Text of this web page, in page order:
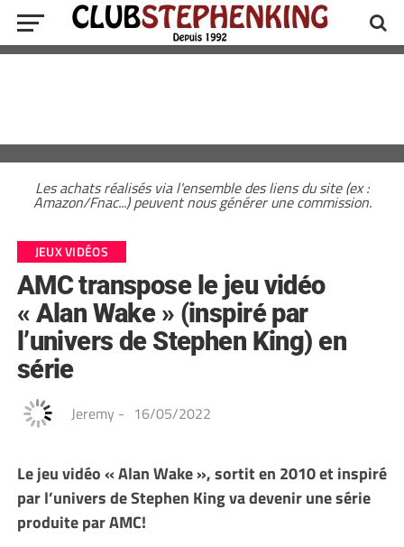
Les achats réalisés via l'ensemble des liens du site (ex :
Amazon/Fnac...) peuvent nous générer une commission.
JEUX VIDÉOS
AMC transpose le jeu vidéo
« Alan Wake » (inspiré par
l’univers de Stephen King) en
série
Jeremy - 16/05/2022
Le jeu vidéo « Alan Wake », sortit en 2010 et inspiré
par l’univers de Stephen King va devenir une série
produite par AMC!